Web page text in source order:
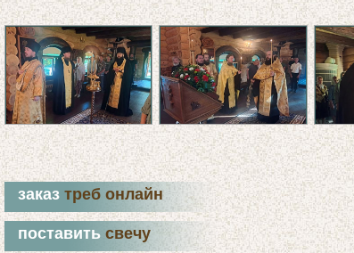
заказ треб онлайн
поставить свечу